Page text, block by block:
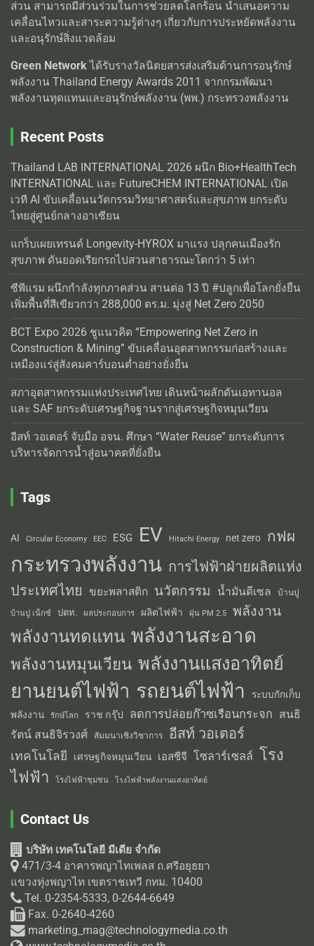
ส่วน สามารถมีส่วนร่วมในการช่วยลดโลกร้อน นำเสนอความ
เคลื่อนไหวและสาระความรู้ต่างๆ เกี่ยวกับการประหยัดพลังงาน
และอนุรักษ์สิ่งแวดล้อม
Green Network ได้รับรางวัลนิตยสารส่งเสริมด้านการอนุรักษ์
พลังงาน Thailand Energy Awards 2011 จากกรมพัฒนา
พลังงานทุดแทนและอนุรักษ์พลังงาน (พพ.) กระทรวงพลังงาน
Recent Posts
Thailand LAB INTERNATIONAL 2026 ผนึก Bio+HealthTech
INTERNATIONAL และ FutureCHEM INTERNATIONAL เปิด
เวที AI ขับเคลื่อนนวัตกรรมวิทยาศาสตร์และสุขภาพ ยกระดับ
ไทยสู่ศูนย์กลางอาเซียน
แกร็บเผยเทรนด์ Longevity-HYROX มาแรง ปลุกคนเมืองรัก
สุขภาพ ดันยอดเรียกรถไปสวนสาธารณะโตกว่า 5 เท่า
ซีพีแรม ผนึกกำลังทุกภาคส่วน สานต่อ 13 ปี #ปลูกเพื่อโลกยั่งยืน
เพิ่มพื้นที่สีเขียวกว่า 288,000 ตร.ม. มุ่งสู่ Net Zero 2050
BCT Expo 2026 ชูแนวคิด “Empowering Net Zero in
Construction & Mining” ขับเคลื่อนอุตสาหกรรมก่อสร้างและ
เหมืองแร่สู่สังคมคาร์บอนต่ำอย่างยั่งยืน
สภาอุตสาหกรรมแห่งประเทศไทย เดินหน้าผลักดันเอทานอล
และ SAF ยกระดับเศรษฐกิจฐานรากสู่เศรษฐกิจหมุนเวียน
อีสท์ วอเตอร์ จับมือ อจน. ศึกษา “Water Reuse” ยกระดับการ
บริหารจัดการน้ำสู่อนาคตที่ยั่งยืน
Tags
AI Circular Economy EEC ESG EV Hitachi Energy net zero กฟผ
กระทรวงพลังงาน การไฟฟ้าฝ่ายผลิตแห่ง
ประเทศไทย
ขยะพลาสติก นวัตกรรม น้ำมันดีเซล บ้านปู
บ้านปู เน็กซ์ ปตท. ผลประกอบการ ผลิตไฟฟ้า ฝุ่น PM 2.5 พลังงาน
พลังงานทดแทน พลังงานสะอาด
พลังงานหมุนเวียน พลังงานแสงอาทิตย์
ยานยนต์ไฟฟ้า รถยนต์ไฟฟ้า
ระบบกักเก็บ
พลังงาน
รักษ์โลก ราช กรุ๊ป ลดการปล่อยก๊าซเรือนกระจก สนธิ
รัตน์ สนธิจิรวงศ์
สัมมนาเชิงวิชาการ อีสท์ วอเตอร์
เทคโนโลยี เศรษฐกิจหมุนเวียน เอสซีจี โซลาร์เซลล์ โรง
ไฟฟ้า
โรงไฟฟ้าชุมชน โรงไฟฟ้าพลังงานแสงอาทิตย์
Contact Us
บริษัท เทคโนโลยี มีเดีย จำกัด
471/3-4 อาคารพญาไทเพลส ถ.ศรีอยุธยา
แขวงทุ่งพญาไท เขตราชเทวี กทม. 10400
Tel. 0-2354-5333, 0-2644-6649
Fax. 0-2640-4260
marketing_mag@technologymedia.co.th